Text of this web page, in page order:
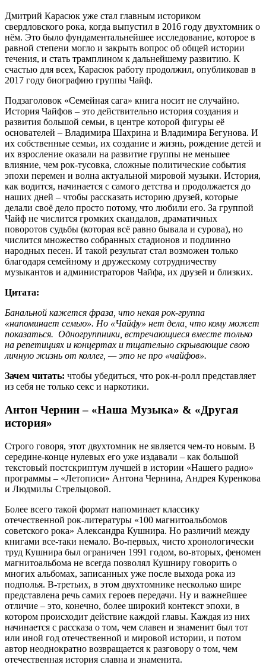
Дмитрий Карасюк уже стал главным историком
свердловского рока, когда выпустил в 2016 году двухтомник о
нём. Это было фундаментальнейшее исследование, которое в
равной степени могло и закрыть вопрос об общей истории
течения, и стать трамплином к дальнейшему развитию. К
счастью для всех, Карасюк работу продолжил, опубликовав в
2017 году биографию группы Чайф.
Подзаголовок «Семейная сага» книга носит не случайно.
История Чайфов – это действительно история создания и
развития большой семьи, в центре которой фигуры её
основателей – Владимира Шахрина и Владимира Бегунова. И
их собственные семьи, их создание и жизнь, рождение детей и
их взросление оказали на развитие группы не меньшее
влияние, чем рок-тусовка, сложные политические события
эпохи перемен и волна актуальной мировой музыки. История,
как водится, начинается с самого детства и продолжается до
наших дней – чтобы рассказать историю друзей, которые
делали своё дело просто потому, что любили его. За группой
Чайф не числится громких скандалов, драматичных
поворотов судьбы (которая всё равно бывала и сурова), но
числится множество собранных стадионов и подлинно
народных песен. И такой результат стал возможен только
благодаря семейному и дружескому сотрудничеству
музыкантов и администраторов Чайфа, их друзей и близких.
Цитата:
Банальной кажется фраза, что некая рок-группа
«напоминает семью». Но «Чайфу» нет дела, что кому может
показаться. Одногруппники, встречающиеся вместе только
на репетициях и концертах и тщательно скрывающие свою
личную жизнь от коллег, — это не про «чайфов».
Зачем читать: чтобы убедиться, что рок-н-ролл представляет
из себя не только секс и наркотики.
Антон Чернин – «Наша Музыка» & «Другая
история»
Строго говоря, этот двухтомник не является чем-то новым. В
середине-конце нулевых его уже издавали – как большой
текстовый постскриптум лучшей в истории «Нашего радио»
программы – «Летописи» Антона Чернина, Андрея Куренкова
и Людмилы Стрельцовой.
Более всего такой формат напоминает классику
отечественной рок-литературы «100 магнитоальбомов
советского рока» Александра Кушнира. Но различий между
книгами все-таки немало. Во-первых, чисто хронологически
труд Кушнира был ограничен 1991 годом, во-вторых, феномен
магнитоальбома не всегда позволял Кушниру говорить о
многих альбомах, записанных уже после выхода рока из
подполья. В-третьих, в этом двухтомнике несколько шире
представлена речь самих героев передачи. Ну и важнейшее
отличие – это, конечно, более широкий контекст эпохи, в
котором происходит действие каждой главы. Каждая из них
начинается с рассказа о том, чем славен и знаменит был тот
или иной год отечественной и мировой истории, и потом
автор неоднократно возвращается к разговору о том, чем
отечественная история славна и знаменита.